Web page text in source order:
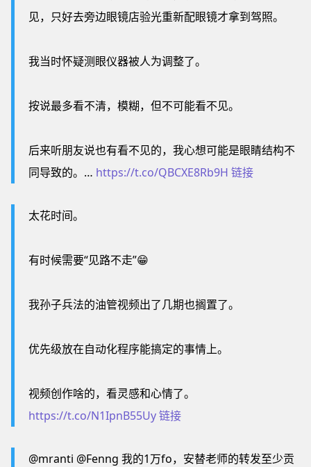
见，只好去旁边眼镜店验光重新配眼镜才拿到驾照。
我当时怀疑测眼仪器被人为调整了。
按说最多看不清，模糊，但不可能看不见。
后来听朋友说也有看不见的，我心想可能是眼睛结构不
同导致的。… https://t.co/QBCXE8Rb9H 链接
太花时间。
有时候需要“见路不走”😁
我孙子兵法的油管视频出了几期也搁置了。
优先级放在自动化程序能搞定的事情上。
视频创作啥的，看灵感和心情了。
https://t.co/N1IpnB55Uy链接
@mranti @Fenng 我的1万fo，安替老师的转发至少贡